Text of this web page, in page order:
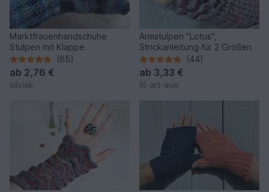
Marktfrauenhandschuhe
Stulpen mit Klappe
(65)
ab 2,76 €
silviak
Armstulpen "Lotus",
Strickanleitung für 2 Größen
(44)
ab 3,33 €
fil-art-aue